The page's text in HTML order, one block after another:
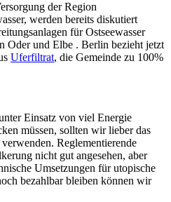
der Region
werden bereits diskutiert
für Ostseewasser
Oder und Elbe . Berlin bezieht jetzt
Uferfiltrat, die Gemeinde zu 100%
Einsatz von viel Energie
müssen, sollten wir lieber das
Reglementierende
nicht gut angesehen, aber
Umsetzungen für utopische
bezahlbar bleiben können wir